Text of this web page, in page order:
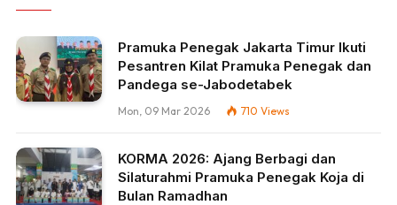
Pramuka Penegak Jakarta Timur Ikuti
Pesantren Kilat Pramuka Penegak dan
Pandega se-Jabodetabek
Mon, 09 Mar 2026 710 Views
KORMA 2026: Ajang Berbagi dan
Silaturahmi Pramuka Penegak Koja di
Bulan Ramadhan